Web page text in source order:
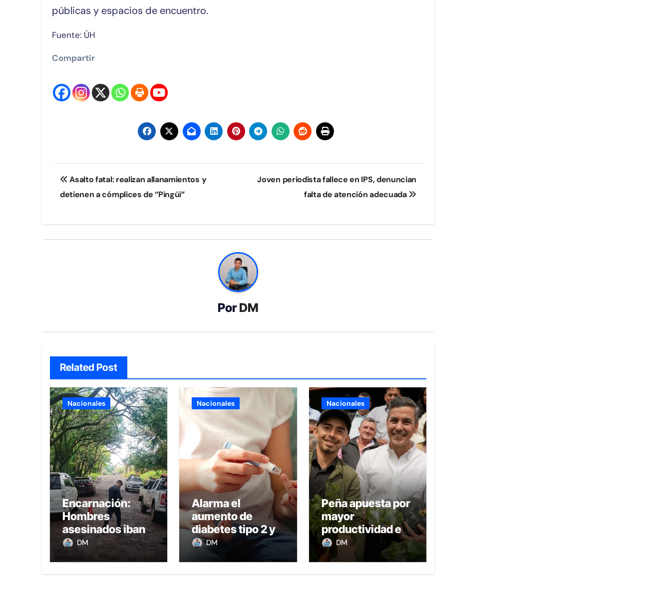
públicas y espacios de encuentro.
Fuente: ÚH
Compartir
Navegación
de
Asalto fatal: realizan allanamientos y
detienen a cómplices de “Pingüi”
Joven periodista fallece en IPS, denuncian
falta de atención adecuada
PorDM
Related Post
Nacionales
Encarnación:
Hombres
asesinados iban a
comprar oro, uno
recibió 8 balazos
DM
Nacionales
Alarma el
aumento de
diabetes tipo 2 y
la obesidad
infantil en
DM
Nacionales
Peña apuesta por
mayor
productividad e
ingresos en el
campo con
DM